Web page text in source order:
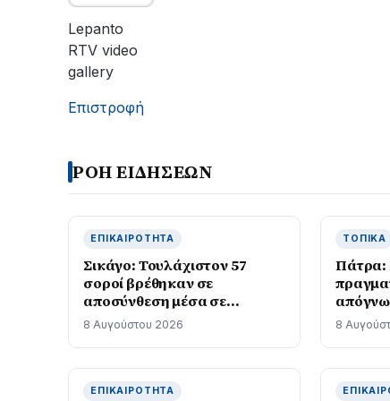
του
ΔΕΔΔΗΕ
για
αποκατάσταση
Lepanto
RTV video
gallery
Επιστροφή
ΡΟΗ ΕΙΔΗΣΕΩΝ
ΕΠΙΚΑΙΡΌΤΗΤΑ
Σικάγο: Τουλάχιστον 57
σοροί βρέθηκαν σε
αποσύνθεση μέσα σε
γραφείο τελετών
8 Αυγούστου 2026
ΤΟΠΙΚΆ
Πάτρα:
8
ΕΠΙΚΑΙΡΌΤΗΤΑ